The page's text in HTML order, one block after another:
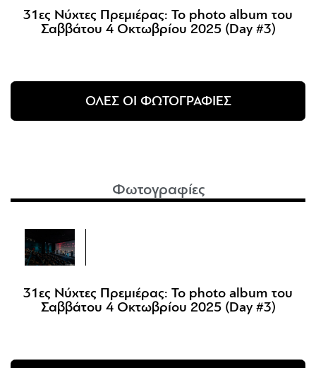
31ες Νύχτες Πρεμιέρας: Το photo album του
Σαββάτου 4 Οκτωβρίου 2025 (Day #3)
ΟΛΕΣ ΟΙ ΦΩΤΟΓΡΑΦΙΕΣ
Φωτογραφίες
31ες Νύχτες Πρεμιέρας: Το photo album του
Σαββάτου 4 Οκτωβρίου 2025 (Day #3)